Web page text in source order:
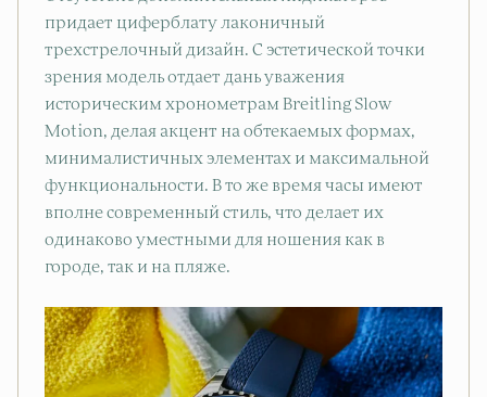
придает циферблату лаконичный
трехстрелочный дизайн. С эстетической точки
зрения модель отдает дань уважения
историческим хронометрам Breitling Slow
Motion, делая акцент на обтекаемых формах,
минималистичных элементах и максимальной
функциональности. В то же время часы имеют
вполне современный стиль, что делает их
одинаково уместными для ношения как в
городе, так и на пляже.